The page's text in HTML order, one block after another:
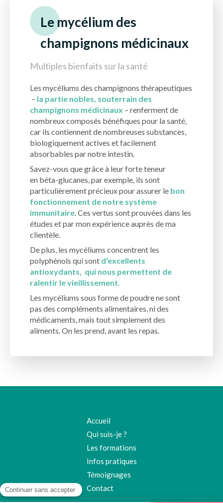
Le mycélium des
champignons médicinaux
Multiples bienfaits sur la santé
Les mycéliums des champignons thérapeutiques
– la partie nobles, souterrain des
champignons médicinaux – renferment de
nombreux composés bénéfiques pour la santé,
car ils contiennent de nombreuses substances,
biologiquement actives et facilement
absorbables par notre intestin.
Savez-vous que grâce à leur forte teneur
en béta-glucanes, par exemple, ils sont
particulièrement précieux pour assurer le bon
fonctionnement de notre système
immunitaire. Ces vertus sont prouvées dans les
études et par mon expérience auprès de ma
clientèle.
De plus, les mycéliums concentrent les
polyphénols qui sont d'excellents
antioxydants, qui nous permettent de
ralentir le vieillissement.
Les mycéliums sous forme de poudre ne sont
pas des compléments alimentaires, ni des
médicaments, mais tout simplement des
aliments. On les prend, avant les repas.
Accueil
Qui suis-je ?
Les formations
Infos pratiques
Témoignages
Contact